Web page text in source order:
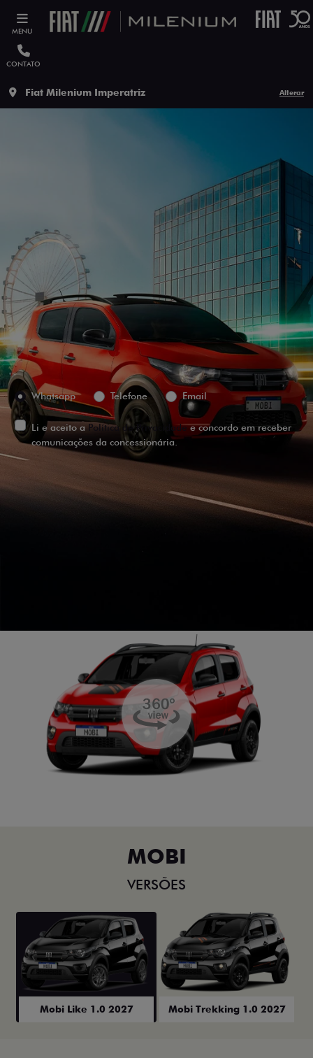
MENU
CONTATO
Fiat Milenium Imperatriz Alterar
ESTOU INTERESSADO
Versão escolhida
Preferência de contato:
Whatsapp
Telefone Email
Li e aceito aPolítica de Privacidadee concordo em receber
comunicações da concessionária.
MOBI
VERSÕES
Mobi Like 1.0 2027 Mobi Trekking 1.0 2027